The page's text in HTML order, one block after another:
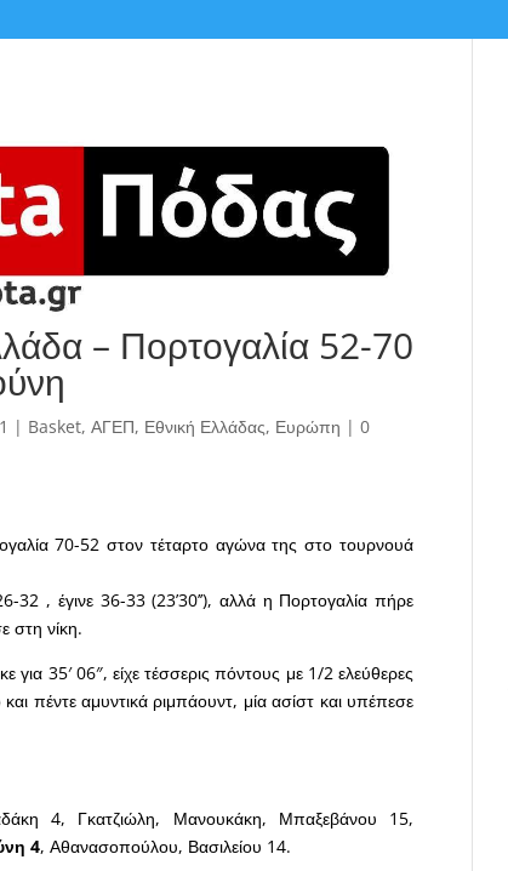
– Πορτογαλία 52-70
| Basket, ΑΓΕΠ, Εθνική Ελλάδας, Ευρώπη | 0
70-52 στον τέταρτο αγώνα της στο τουρνουά
32 , έγινε 36-33 (23’30’’), αλλά η Πορτογαλία πήρε
στη νίκη.
35′ 06″, είχε τέσσερις πόντους με 1/2 ελεύθερες
πέντε αμυντικά ριμπάουντ, μία ασίστ και υπέπεσε
4, Γκατζιώλη, Μανουκάκη, Μπαξεβάνου 15,
4, Αθανασοπούλου, Βασιλείου 14.